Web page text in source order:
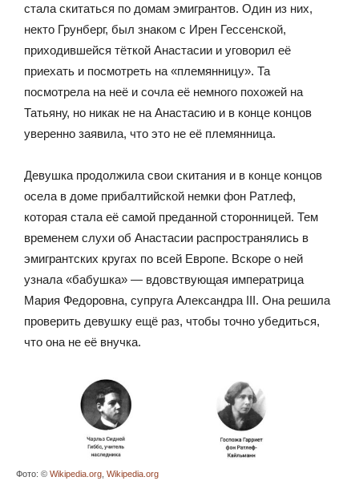
стала скитаться по домам эмигрантов. Один из них,
некто Грунберг, был знаком с Ирен Гессенской,
приходившейся тёткой Анастасии и уговорил её
приехать и посмотреть на «племянницу». Та
посмотрела на неё и сочла её немного похожей на
Татьяну, но никак не на Анастасию и в конце концов
уверенно заявила, что это не её племянница.
Девушка продолжила свои скитания и в конце концов
осела в доме прибалтийской немки фон Ратлеф,
которая стала её самой преданной сторонницей. Тем
временем слухи об Анастасии распространялись в
эмигрантских кругах по всей Европе. Вскоре о ней
узнала «бабушка» — вдовствующая императрица
Мария Федоровна, супруга Александра III. Она решила
проверить девушку ещё раз, чтобы точно убедиться,
что она не её внучка.
Фото: © Wikipedia.org Wikipedia.org